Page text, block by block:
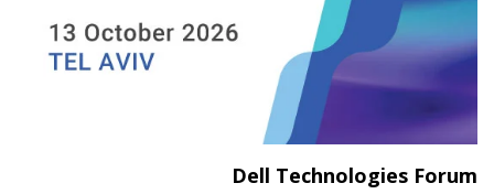
Dell Technologies Forum